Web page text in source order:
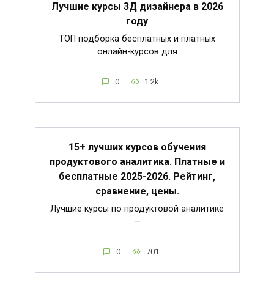
Лучшие курсы 3Д дизайнера в 2026
году
ТОП подборка бесплатных и платных
онлайн-курсов для
0 1.2k.
15+ лучших курсов обучения
продуктового аналитика. Платные и
бесплатные 2025-2026. Рейтинг,
сравнение, цены.
Лучшие курсы по продуктовой аналитике
—
0 701